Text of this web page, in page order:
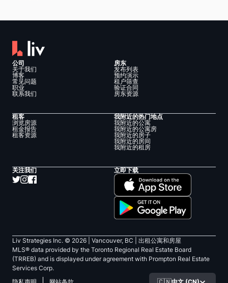
公司
关于我们
博客
常见问题
职业
联系我们
房东
发布列表
预约演示
租户筛查
验证合同
房东资源
租客
浏览房源
租金报告
租客资源
我附近的热门地点
我附近的公寓
我附近的公寓房
我附近的房子
我附近的房间
我附近的租房
关注我们 立即下载
Liv Strategies Inc. © 2026 | Vancouver, BC |
出租公寓和房屋
MLS® data provided by the Toronto Regional Real Estate Board
(TRREB) and is displayed under agreement with Prompton Real Estate
Services Corp.